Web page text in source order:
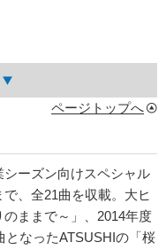
ページトップへ
ーズン向けスペシャル
、全21曲を収載。大ヒ
ままで～」、2014年度
となったATSUSHIの「桜